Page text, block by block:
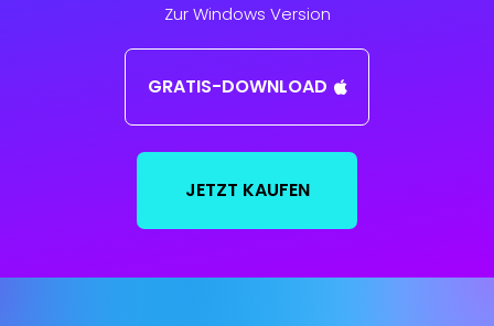
Zur Windows Version
GRATIS-DOWNLOAD
JETZT KAUFEN